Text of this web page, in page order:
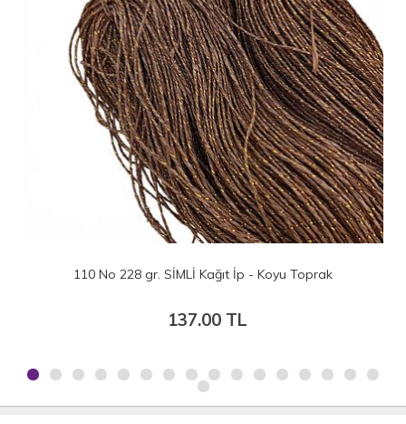
110 No 228 gr. SİMLİ Kağıt İp - Koyu Toprak
137.00 TL